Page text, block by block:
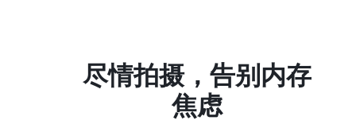
尽情拍摄，告别内存
焦虑